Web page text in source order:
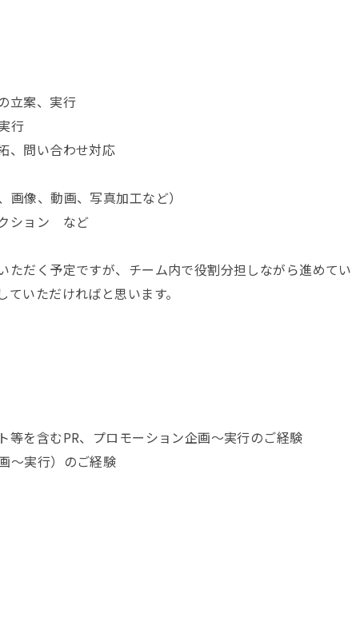
立案、実行
行
、問い合わせ対応
画像、動画、写真加工など）
クション など
ただく予定ですが、チーム内で役割分担しながら進めてい
いただければと思います。
等を含むPR、プロモーション企画〜実行のご経験
〜実行）のご経験